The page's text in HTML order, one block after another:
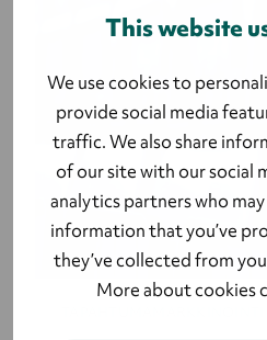
This website
We use cookies to
provide social media
traffic. We also share
of our site with our social
analytics partners who
information that you’ve
they’ve collected from
More about cookies